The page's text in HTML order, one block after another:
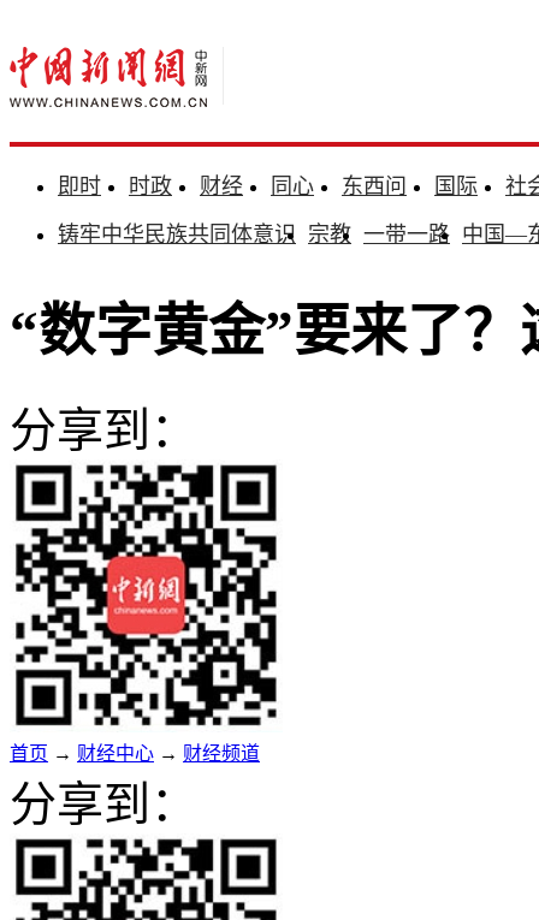
即时 时政 财经 同心 东西问 国际
社
铸牢中华民族共同体意识 宗教 一带一路 中国—
“数字黄金”要来了
分享到：
首页 → 财经中心 → 财经频道
分享到：